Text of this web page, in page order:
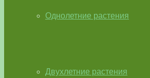
Однолетние растения
Двухлетние растения